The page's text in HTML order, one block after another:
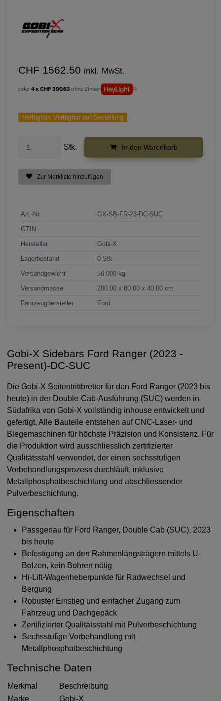
CHF 1562.50 inkl. MwSt.
oder4 x CHF 390.63 ohne Zinsen
Verfügbar: Verfügbar auf Bestellung
Stk. In den Warenkorb
Zur Merkliste hinzufügen
Art.-Nr.
GX-SB-FR-23-DC-SUC
GTIN
Hersteller
Gobi-X
Lagerbestand
0 Stk.
Versandgewicht
58.000 kg
Versandmasse
200.00 x 80.00 x 40.00 cm
Fahrzeughersteller
Ford
Gobi-X Sidebars Ford Ranger (2023 -
Present)-DC-SUC
Die Gobi-X Seitentrittbretter für den Ford Ranger (2023 bis
heute) in der Double-Cab-Ausführung (SUC) werden in
Südafrika von Gobi-X vollständig inhouse entwickelt und
gefertigt. Alle Bauteile entstehen auf CNC-Laser- und
Biegemaschinen für höchste Präzision und Konsistenz. Für
die Produktion wird ausschliesslich zertifizierter
Qualitätsstahl verwendet, der einen sechsstufigen
Vorbehandlungsprozess durchläuft, inklusive
Metallphosphatbeschichtung und abschliessender
Pulverbeschichtung.
Eigenschaften
Passgenau für Ford Ranger, Double Cab (SUC), 2023
bis heute
Befestigung an den Rahmenlängsträgern mittels U-
Bolzen, kein Bohren nötig
Hi-Lift-Wagenheberpunkte für Radwechsel und
Bergung
Robuster Einstieg und einfacher Zugang zum
Fahrzeug und Dachgepäck
Zertifizierter Qualitätsstahl mit Pulverbeschichtung
Sechsstufige Vorbehandlung mit
Metallphosphatbeschichtung
Technische Daten
Merkmal
Beschreibung
Marke
Gobi-X